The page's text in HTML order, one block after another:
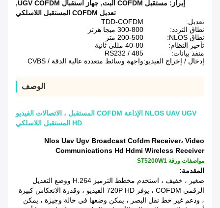
إبراز: مستقبل COFDM البث , جهاز استقبال UGV COFDM
,
تعديل COFDM المستقبل اللاسلكي
تعديل:
TDD-COFDM
نطاق التردد:
300-800 ميجا هرتز
نطاق NLOS:
200-500 متر
تأخير النظام:
40-80 مللي ثانية
منفذ بيانات:
RS232 / 485
إدخال / إخراج الفيديو:واجهة وسائط متعددة عالية الدقة / CVBS
الوصف
NLOS UAV UGV الإذاعة COFDM المستقبل ، الاتصالات الفيديو
HD المستقبل اللاسلكي
Nlos Uav Ugv Broadcast Cofdm Receiver، Video
Communications Hd Hdmi Wireless Receiver
مواصفات ورقة ST5200W1
المقدمة:
صغير ، خفيف ، استخدم مخطط الترميز H.264 ووضع التعديل
الرقمي COFDM ، يوفر 720P HD الفيديو ، وقدرة الانعكاس كبيرة
، ودعم غير خط نقل البصر ، يمكن وضعها في حالة وجيزة ، يمكن